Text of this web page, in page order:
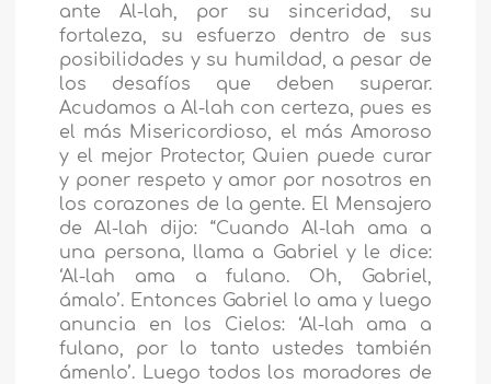
ante Al-lah, por su sinceridad, su
fortaleza, su esfuerzo dentro de sus
posibilidades y su humildad, a pesar de
los desafíos que deben superar.
Acudamos a Al-lah con certeza, pues es
el más Misericordioso, el más Amoroso
y el mejor Protector, Quien puede curar
y poner respeto y amor por nosotros en
los corazones de la gente. El Mensajero
de Al-lah dijo: “Cuando Al-lah ama a
una persona, llama a Gabriel y le dice:
‘Al-lah ama a fulano. Oh, Gabriel,
ámalo’. Entonces Gabriel lo ama y luego
anuncia en los Cielos: ‘Al-lah ama a
fulano, por lo tanto ustedes también
ámenlo’. Luego todos los moradores de